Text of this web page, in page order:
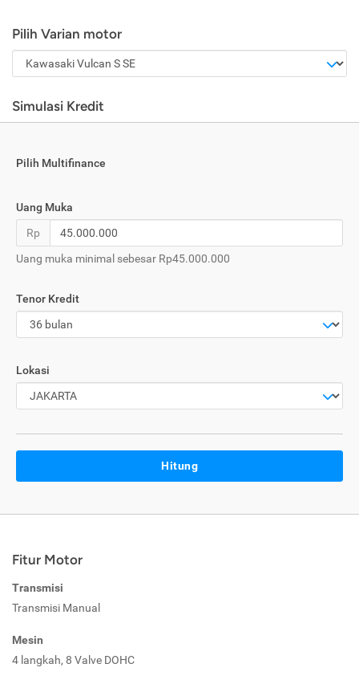
Pilih Varian motor
Simulasi Kredit
Pilih Multifinance
Uang Muka
Rp
Uang muka minimal sebesar Rp45.000.000
Tenor Kredit
Lokasi
Hitung
Fitur Motor
Transmisi
Transmisi Manual
Mesin
4 langkah, 8 Valve DOHC